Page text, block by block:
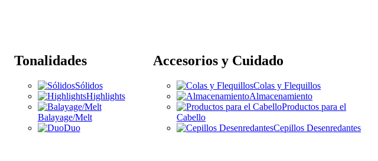
Tonalidades
Sólidos
Highlights
Balayage/Melt
Duo
Accesorios y Cuidado
Colas y Flequillos
Almacenamiento
Productos para el
Cabello
Cepillos Desenredantes